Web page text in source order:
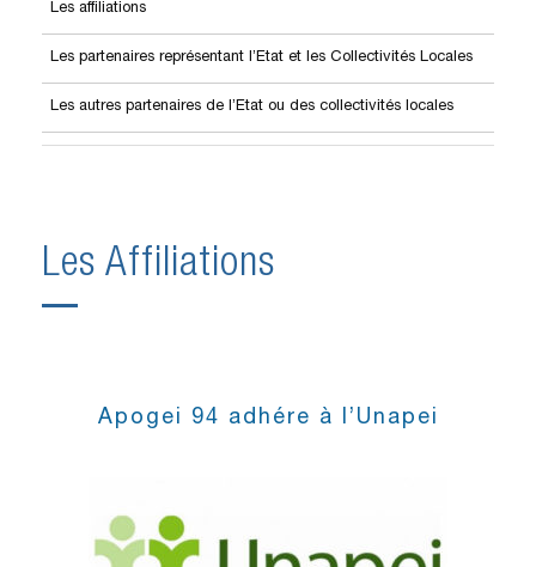
Les affiliations
Les partenaires représentant l’Etat et les Collectivités Locales
Les autres partenaires de l’Etat ou des collectivités locales
Les Affiliations
Apogei 94 adhére à l’Unapei